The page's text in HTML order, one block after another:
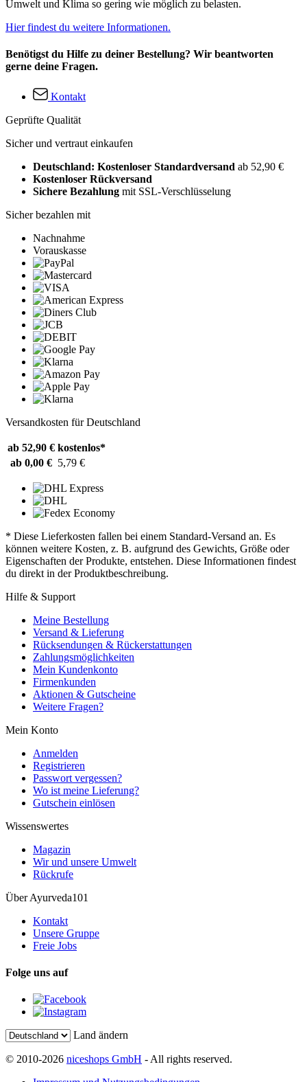
Umwelt und Klima so gering wie möglich zu belasten.
Hier findest du weitere Informationen.
Benötigst du Hilfe zu deiner Bestellung? Wir beantworten
gerne deine Fragen.
Kontakt
Geprüfte Qualität
Sicher und vertraut einkaufen
Deutschland: Kostenloser Standardversand ab 52,90 €
Kostenloser Rückversand
Sichere Bezahlung mit SSL-Verschlüsselung
Sicher bezahlen mit
Nachnahme
Vorauskasse
Versandkosten für Deutschland
ab 52,90 € kostenlos*
ab 0,00 € 5,79 €
* Diese Lieferkosten fallen bei einem Standard-Versand an. Es
können weitere Kosten, z. B. aufgrund des Gewichts, Größe oder
Eigenschaften der Produkte, entstehen. Diese Informationen findest
du direkt in der Produktbeschreibung.
Hilfe & Support
Meine Bestellung
Versand & Lieferung
Rücksendungen & Rückerstattungen
Zahlungsmöglichkeiten
Mein Kundenkonto
Firmenkunden
Aktionen & Gutscheine
Weitere Fragen?
Mein Konto
Anmelden
Registrieren
Passwort vergessen?
Wo ist meine Lieferung?
Gutschein einlösen
Wissenswertes
Magazin
Wir und unsere Umwelt
Rückrufe
Über Ayurveda101
Kontakt
Unsere Gruppe
Freie Jobs
Folge uns auf
Land ändern
© 2010-2026 niceshops GmbH - All rights reserved.